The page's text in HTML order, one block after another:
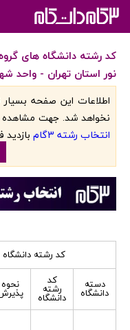
کد رشته دانشگاه های
نور استان تهران - واحد
اطلاعات اين صفحه
نخواهد شد. جهت مشاهده
انتخاب رشته 3گام
بازديد
کد رشته
دسته
دانشگاه
کد
رشته
دانشگاه
نحوه